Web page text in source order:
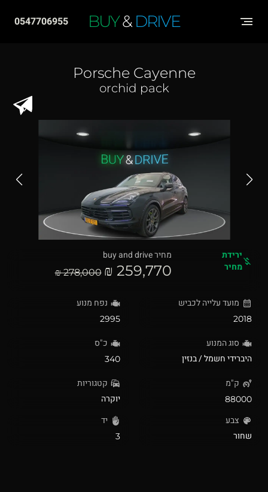
לִנְגִישׁוּת
BUY&DRIVE
0547706955
Porsche Cayenne
orchid pack
ירידת
מחיר
מחיר buy and drive
259,770 ₪
278,000 ₪
מועד עלייה לכביש
2018
נפח מנוע
2995
סוג המנוע
היברידי חשמל / בנזין
כ"ס
340
ק"מ
88000
קטגוריות
יוקרה
צבע
שחור
יד
3